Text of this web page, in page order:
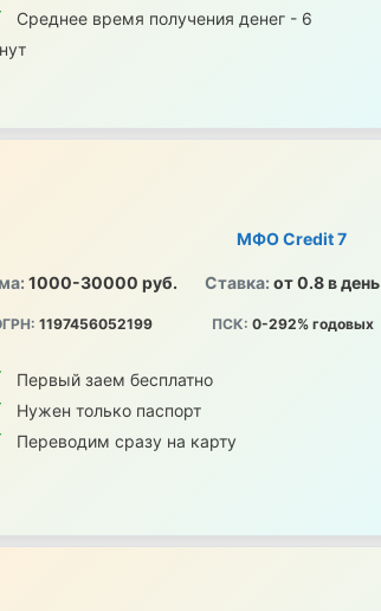
Среднее время получения денег - 6
МФО Credit 7
1000-30000 руб. Ставка: от 0.8 в день
1197456052199 ПСК: 0-292% годовых
Первый заем бесплатно
Нужен только паспорт
Переводим сразу на карту